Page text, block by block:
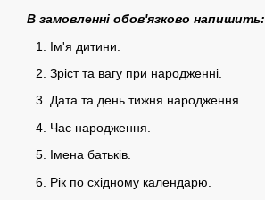
В замовленні обов'язково напишить:
Ім'я дитини.
Зріст та вагу при народженні.
Дата та день тижня народження.
Час народження.
Імена батьків.
Рік по східному календарю.